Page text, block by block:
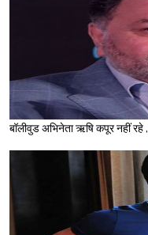
बॉलीवुड अभिनेता ऋषि कपूर नहीं